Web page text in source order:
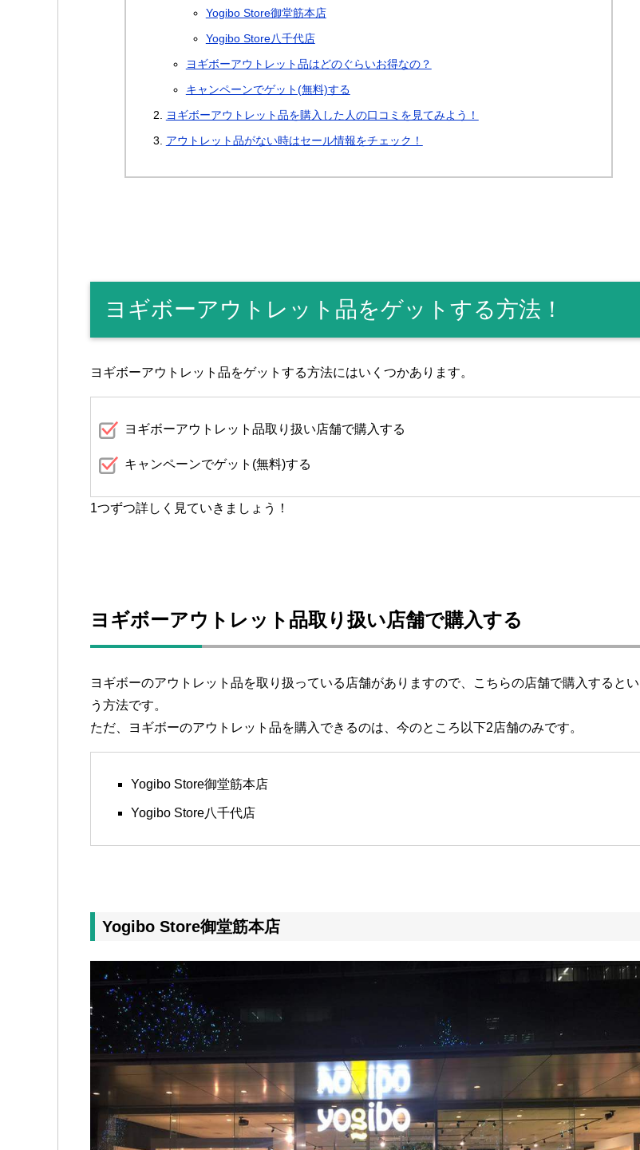
Yogibo Store御堂筋本店
Yogibo Store八千代店
ヨギボーアウトレット品はどのぐらいお得なの？
キャンペーンでゲット(無料)する
ヨギボーアウトレット品を購入した人の口コミを見てみよう！
アウトレット品がない時はセール情報をチェック！
ヨギボーアウトレット品をゲットする方法！
ヨギボーアウトレット品をゲットする方法にはいくつかあります。
ヨギボーアウトレット品取り扱い店舗で購入する
キャンペーンでゲット(無料)する
1つずつ詳しく見ていきましょう！
ヨギボーアウトレット品取り扱い店舗で購入する
ヨギボーのアウトレット品を取り扱っている店舗がありますので、こちらの店舗で購入するとい
う方法です。
ただ、ヨギボーのアウトレット品を購入できるのは、今のところ以下2店舗のみです。
Yogibo Store御堂筋本店
Yogibo Store八千代店
Yogibo Store御堂筋本店